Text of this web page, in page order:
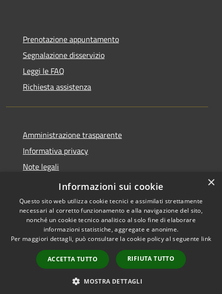
Prenotazione appuntamento
Segnalazione disservizio
Leggi le FAQ
Richiesta assistenza
Amministrazione trasparente
Informativa privacy
Note legali
Dichiarazione di accessibilità
Accessibilità
Copyright © 2026 • Comune di
Brembate • Powered by
Municipium•
Accesso
redazione
×
Informazioni sui cookie
Questo sito web utilizza cookie tecnici e assimilati strettamente
necessari al corretto funzionamento e alla navigazione del sito,
nonché un cookie tecnico analitico al solo fine di elaborare
informazioni statistiche, aggregate e anonime.
Per maggiori dettagli, può consultare la cookie policy al seguente link
ACCETTA TUTTO RIFIUTA TUTTO
MOSTRA DETTAGLI